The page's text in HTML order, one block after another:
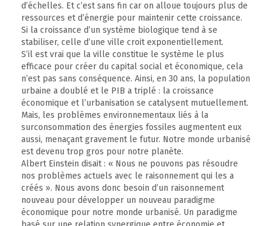
d’échelles. Et c’est sans fin car on alloue toujours plus de
ressources et d’énergie pour maintenir cette croissance.
Si la croissance d’un système biologique tend à se
stabiliser, celle d’une ville croit exponentiellement.
S’il est vrai que la ville constitue le système le plus
efficace pour créer du capital social et économique, cela
n’est pas sans conséquence. Ainsi, en 30 ans, la population
urbaine a doublé et le PIB a triplé : la croissance
économique et l’urbanisation se catalysent mutuellement.
Mais, les problèmes environnementaux liés à la
surconsommation des énergies fossiles augmentent eux
aussi, menaçant gravement le futur. Notre monde urbanisé
est devenu trop gros pour notre planète.
Albert Einstein disait : « Nous ne pouvons pas résoudre
nos problèmes actuels avec le raisonnement qui les a
créés ». Nous avons donc besoin d’un raisonnement
nouveau pour développer un nouveau paradigme
économique pour notre monde urbanisé. Un paradigme